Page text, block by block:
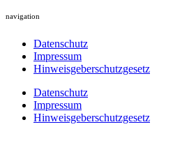
navigation
Datenschutz
Impressum
Hinweisgeberschutzgesetz
Datenschutz
Impressum
Hinweisgeberschutzgesetz